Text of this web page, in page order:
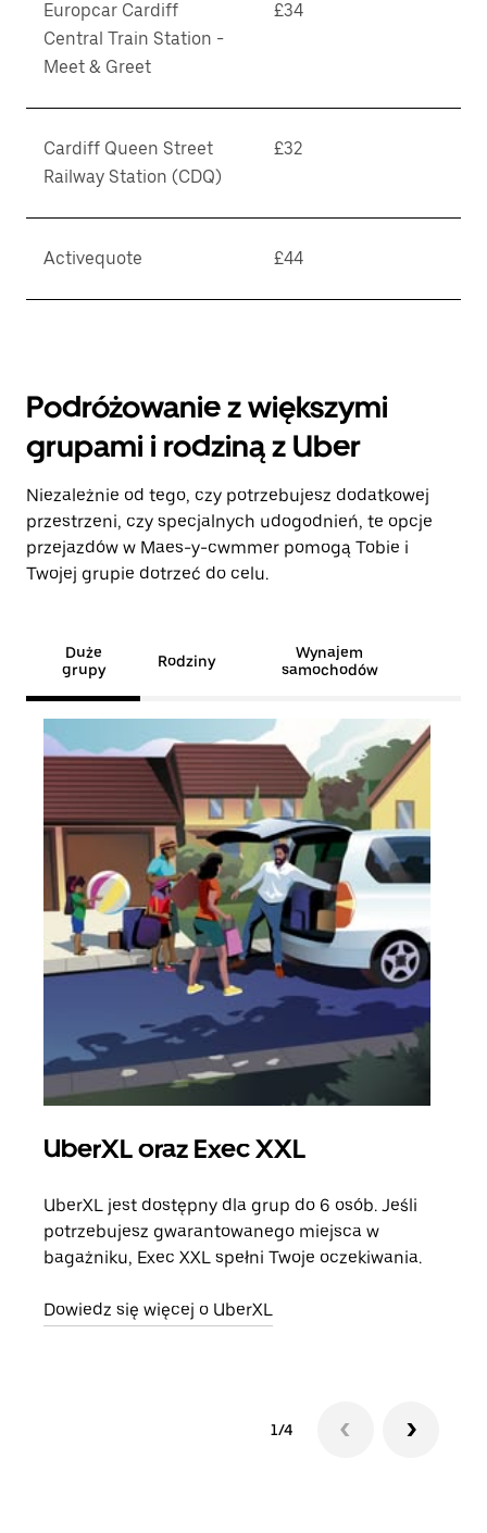
Europcar Cardiff
Central Train Station -
Meet & Greet
£34
Cardiff Queen Street
Railway Station (CDQ)
£32
Activequote £44
Podróżowanie z większymi
grupami i rodziną z Uber
Niezależnie od tego, czy potrzebujesz dodatkowej
przestrzeni, czy specjalnych udogodnień, te opcje
przejazdów w Maes-y-cwmmer pomogą Tobie i
Twojej grupie dotrzeć do celu.
Duże
grupy
Rodziny
Wynajem
samochodów
UberXL oraz Exec XXL
UberXL jest dostępny dla grup do 6 osób. Jeśli
potrzebujesz gwarantowanego miejsca w
bagażniku, Exec XXL spełni Twoje oczekiwania.
Dowiedz się więcej o UberXL
1/4